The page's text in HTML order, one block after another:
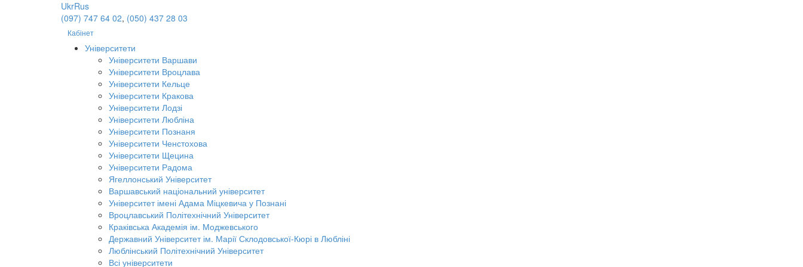
UkrRus
(097) 747 64 02, (050) 437 28 03
Кабінет
Університети
Університети Варшави
Університети Вроцлава
Університети Кельце
Університети Кракова
Університети Лодзі
Університети Любліна
Університети Познаня
Університети Ченстохова
Університети Щецина
Університети Радома
Ягеллонський Університет
Варшавський національний університет
Університет імені Адама Міцкевича у Познані
Вроцлавський Політехнічний Університет
Краківська Академія ім. Моджевського
Державний Університет ім. Марії Склодовської-Кюрі в Любліні
Люблінський Політехнічний Університет
Всі університети